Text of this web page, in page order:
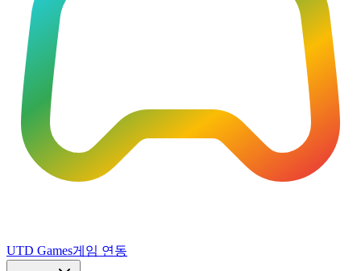
UTD Games게임 연동